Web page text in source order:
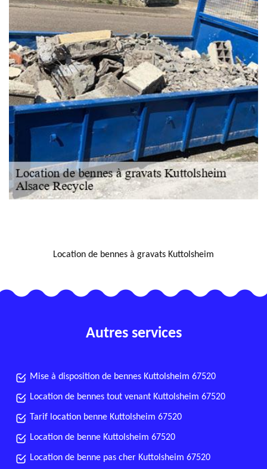
Location de bennes à gravats Kuttolsheim
Autres services
Mise à disposition de bennes Kuttolsheim 67520
Location de bennes tout venant Kuttolsheim 67520
Tarif location benne Kuttolsheim 67520
Location de benne Kuttolsheim 67520
Location de benne pas cher Kuttolsheim 67520